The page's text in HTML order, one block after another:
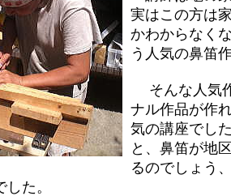
実はこの方は
かわからなく
う人気の鼻笛
そんな人気
ナル作品が作
気の講座でし
と、鼻笛が地
るのでしょう
た。